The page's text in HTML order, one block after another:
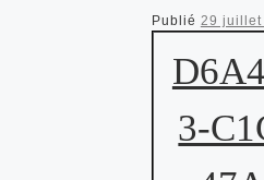
Publié 29 juillet
3-